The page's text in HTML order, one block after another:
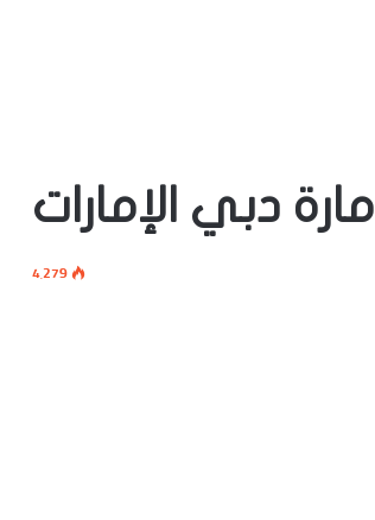
دبي الإمارات
4٬279